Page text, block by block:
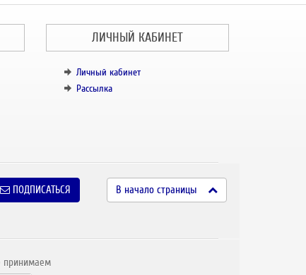
ЛИЧНЫЙ КАБИНЕТ
Личный кабинет
Рассылка
ПОДПИСАТЬСЯ В начало страницы
принимаем